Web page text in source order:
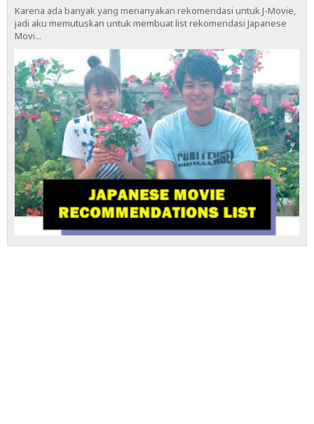
Karena ada banyak yang menanyakan rekomendasi untuk J-Movie,
jadi aku memutuskan untuk membuat list rekomendasi Japanese
Movi...